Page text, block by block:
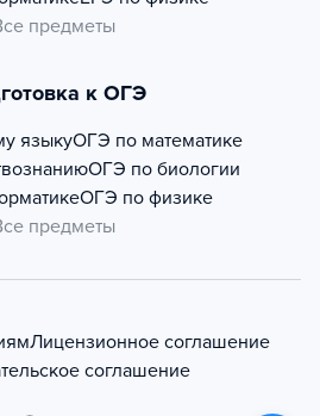
предметы
к ОГЭ
языкуОГЭ по математике
ОГЭ по биологии
ОГЭ по физике
предметы
Лицензионное соглашение
соглашение